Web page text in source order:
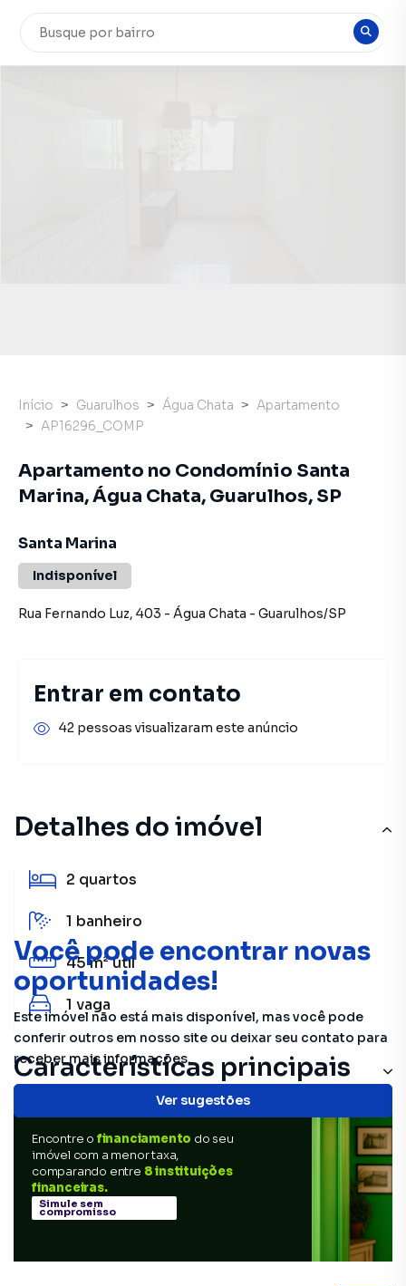
Você pode encontrar novas
oportunidades!
Este imóvel não está mais disponível, mas você pode
conferir outros em nosso site ou deixar seu contato para
receber mais informações.
Ver sugestões
Detalhes do imóvel
2 quartos
1 banheiro
45 m²útil
1 vaga
Características principais
Armário Banheiro
Salão de Festas
Armário Cozinha
Encontre o financiamento do seu
imóvel com a menor taxa,
comparando entre 8 instituições
financeiras.
Simule sem
compromisso
Início Guarulhos Água Chata
Apartamento
AP16296_COMP
Apartamento no Condomínio Santa
Marina, Água Chata, Guarulhos, SP
Santa Marina
Indisponível
Rua Fernando Luz, 403 - Água Chata - Guarulhos/SP
Entrar em contato
42 pessoas visualizaram este anúncio